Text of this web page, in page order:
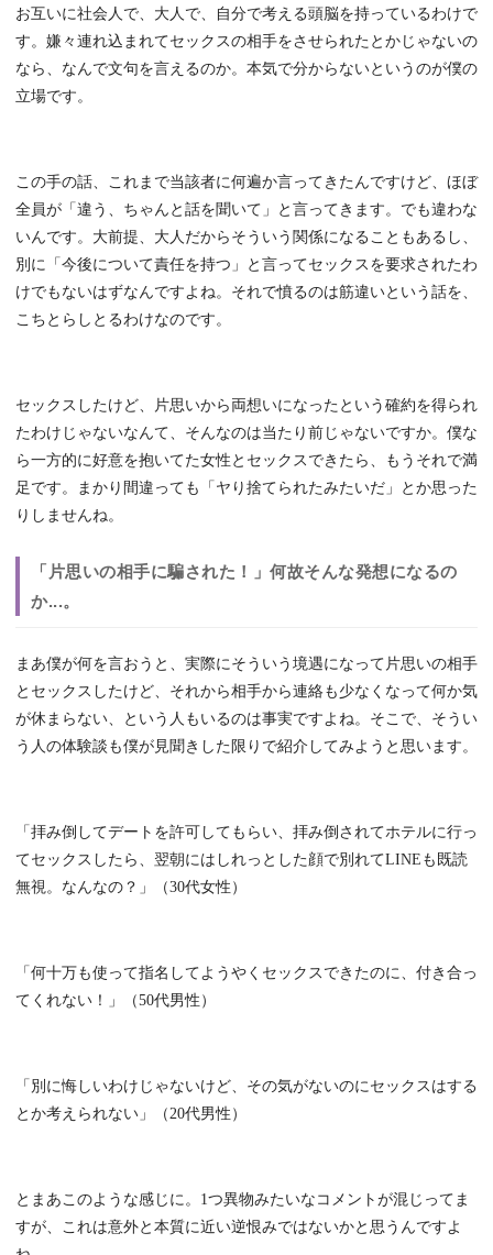
お互いに社会人で、大人で、自分で考える頭脳を持っているわけで
す。嫌々連れ込まれてセックスの相手をさせられたとかじゃないの
なら、なんで文句を言えるのか。本気で分からないというのが僕の
立場です。
この手の話、これまで当該者に何遍か言ってきたんですけど、ほぼ
全員が「違う、ちゃんと話を聞いて」と言ってきます。でも違わな
いんです。大前提、大人だからそういう関係になることもあるし、
別に「今後について責任を持つ」と言ってセックスを要求されたわ
けでもないはずなんですよね。それで憤るのは筋違いという話を、
こちとらしとるわけなのです。
セックスしたけど、片思いから両想いになったという確約を得られ
たわけじゃないなんて、そんなのは当たり前じゃないですか。僕な
ら一方的に好意を抱いてた女性とセックスできたら、もうそれで満
足です。まかり間違っても「ヤり捨てられたみたいだ」とか思った
りしませんね。
「片思いの相手に騙された！」何故そんな発想になるの
か...。
まあ僕が何を言おうと、実際にそういう境遇になって片思いの相手
とセックスしたけど、それから相手から連絡も少なくなって何か気
が休まらない、という人もいるのは事実ですよね。そこで、そうい
う人の体験談も僕が見聞きした限りで紹介してみようと思います。
「拝み倒してデートを許可してもらい、拝み倒されてホテルに行っ
てセックスしたら、翌朝にはしれっとした顔で別れてLINEも既読
無視。なんなの？」（30代女性）
「何十万も使って指名してようやくセックスできたのに、付き合っ
てくれない！」（50代男性）
「別に悔しいわけじゃないけど、その気がないのにセックスはする
とか考えられない」（20代男性）
とまあこのような感じに。1つ異物みたいなコメントが混じってま
すが、これは意外と本質に近い逆恨みではないかと思うんですよ